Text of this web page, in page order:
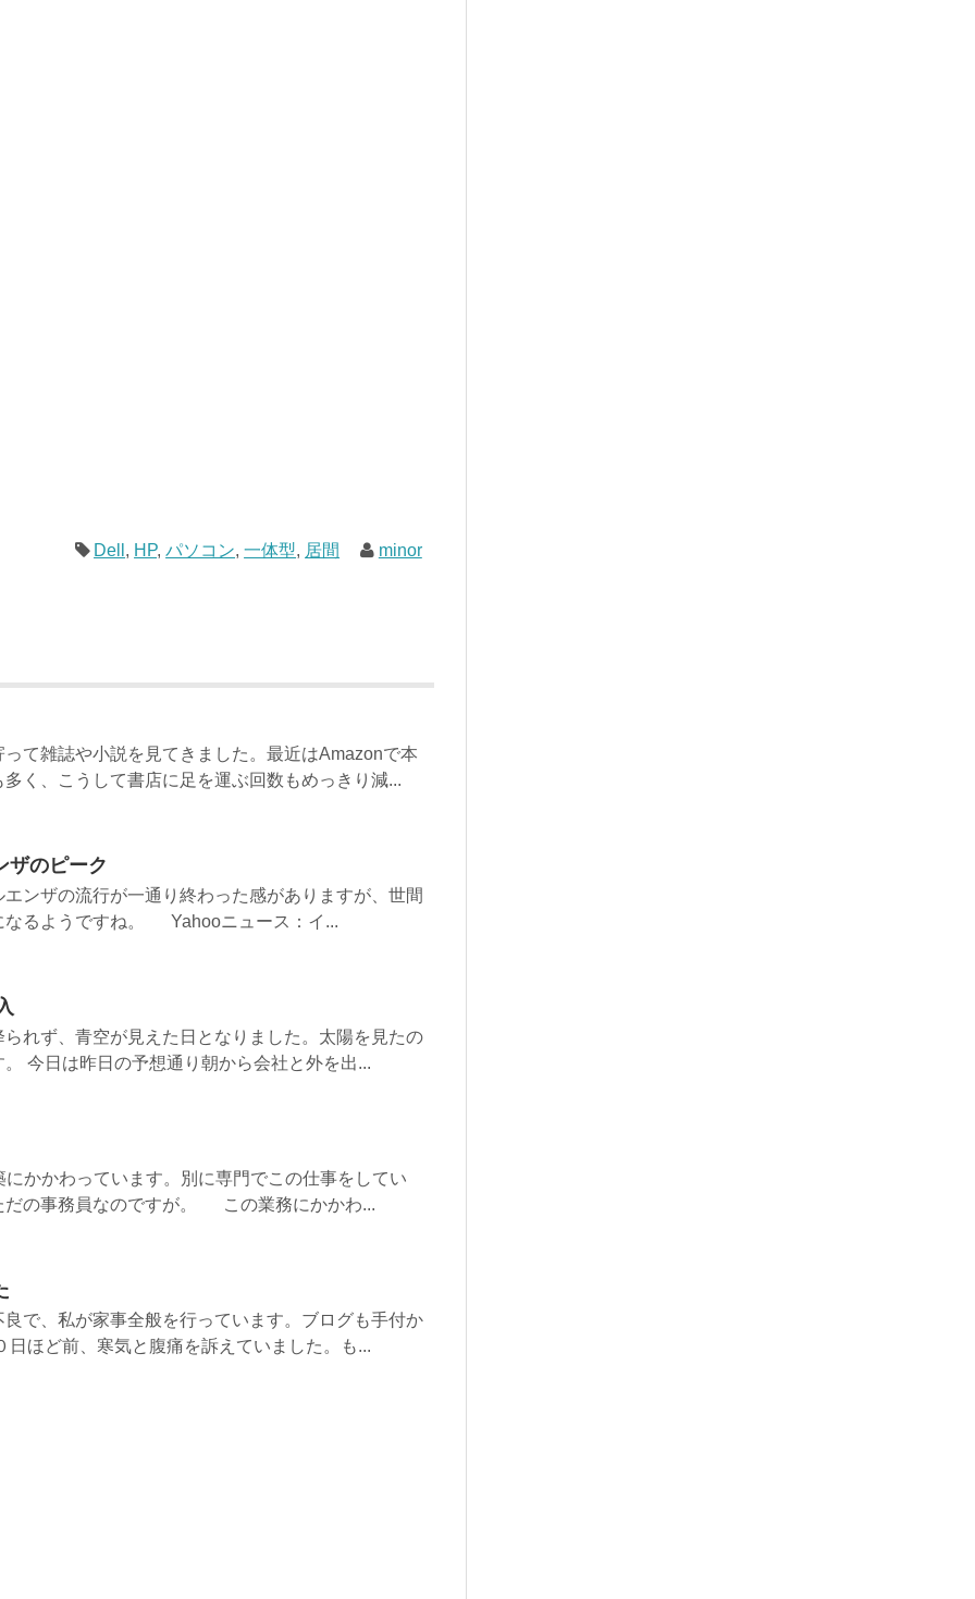
Dell , HP,パソコン,一体型, 居間 minor
て雑誌や小説を見てきました。最近はAmazonで本
く、こうして書店に足を運ぶ回数もめっきり減...
ザのピーク
ンザの流行が一通り終わった感がありますが、世間
なるようですね。 Yahooニュース：イ...
れず、青空が見えた日となりました。太陽を見たの
今日は昨日の予想通り朝から会社と外を出...
かかわっています。別に専門でこの仕事をしてい
だの事務員なのですが。 この業務にかかわ...
で、私が家事全般を行っています。ブログも手付か
日ほど前、寒気と腹痛を訴えていました。も...